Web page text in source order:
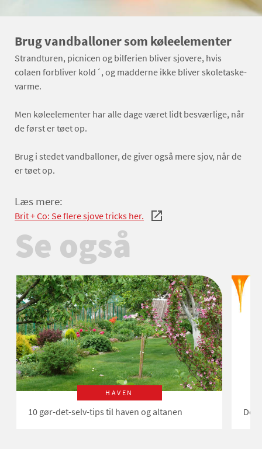
Brug vandballoner som køleelementer
Strandturen, picnicen og bilferien bliver sjovere, hvis
colaen forbliver kold´, og madderne ikke bliver skoletaske-
varme.
Men køleelementer har alle dage været lidt besværlige, når
de først er tøet op.
Brug i stedet vandballoner, de giver også mere sjov, når de
er tøet op.
Læs mere:
Brit + Co: Se flere sjove tricks her.
Se også
HAVEN
10 gør-det-selv-tips til haven og altanen De